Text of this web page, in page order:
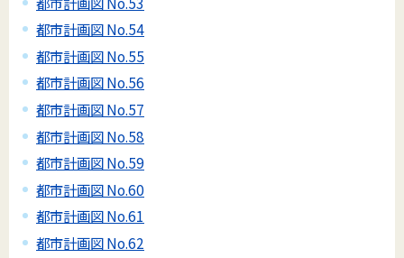
都市計画図 No.54
都市計画図 No.55
都市計画図 No.56
都市計画図 No.57
都市計画図 No.58
都市計画図 No.59
都市計画図 No.60
都市計画図 No.61
都市計画図 No.62